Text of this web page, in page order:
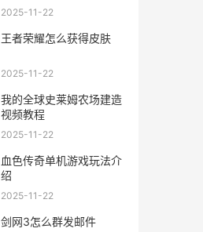
2025-11-22
王者荣耀怎么获得皮肤
2025-11-22
我的全球史莱姆农场建造
视频教程
2025-11-22
血色传奇单机游戏玩法介
绍
2025-11-22
剑网3怎么群发邮件